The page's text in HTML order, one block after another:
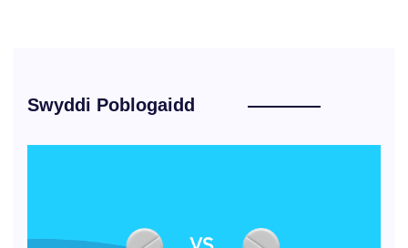
Swyddi Poblogaidd